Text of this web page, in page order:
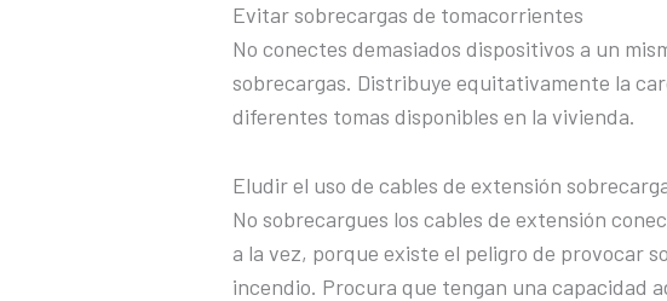
Evitar sobrecargas de tomacorrientes
No conectes demasiados dispositivos a un
sobrecargas. Distribuye equitativamente la
diferentes tomas disponibles en la vivienda.
Eludir el uso de cables de extensión
No sobrecargues los cables de extensión
a la vez, porque existe el peligro de provocar
incendio. Procura que tengan una capacidad